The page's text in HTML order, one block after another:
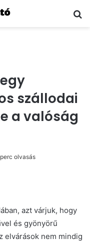
szállodai
a valóság
olvasás
azt várjuk, hogy
és gyönyörű
elvárások nem mindig